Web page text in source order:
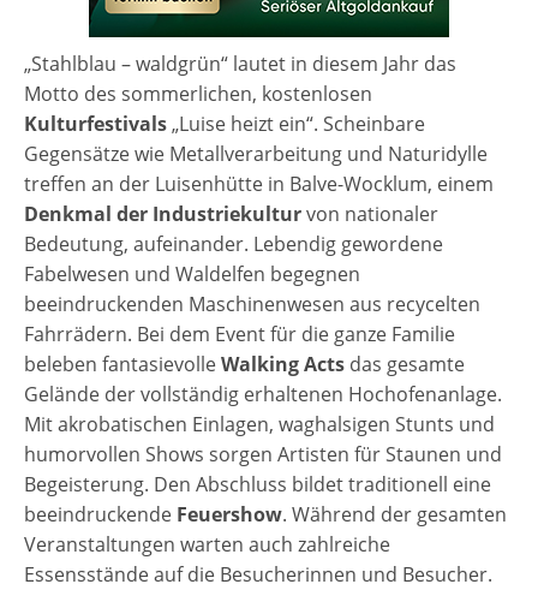
„Stahlblau – waldgrün“ lautet in diesem Jahr das
Motto des sommerlichen, kostenlosen
Kulturfestivals„Luise heizt ein“. Scheinbare
Gegensätze wie Metallverarbeitung und Naturidylle
treffen an der Luisenhütte in Balve-Wocklum, einem
Denkmal der Industriekulturvon nationaler
Bedeutung, aufeinander. Lebendig gewordene
Fabelwesen und Waldelfen begegnen
beeindruckenden Maschinenwesen aus recycelten
Fahrrädern. Bei dem Event für die ganze Familie
beleben fantasievolleWalking Acts das gesamte
Gelände der vollständig erhaltenen Hochofenanlage.
Mit akrobatischen Einlagen, waghalsigen Stunts und
humorvollen Shows sorgen Artisten für Staunen und
Begeisterung. Den Abschluss bildet traditionell eine
beeindruckende Feuershow. Während der gesamten
Veranstaltungen warten auch zahlreiche
Essensstände auf die Besucherinnen und Besucher.